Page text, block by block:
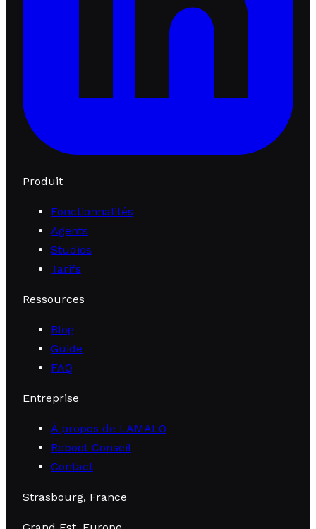
Produit
Fonctionnalités
Agents
Studios
Tarifs
Ressources
Blog
Guide
FAQ
Entreprise
À propos de LAMALO
Reboot Conseil
Contact
Strasbourg, France